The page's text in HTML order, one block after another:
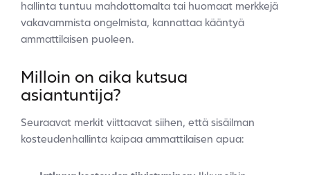
hallinta tuntuu mahdottomalta tai huomaat merkkejä
vakavammista ongelmista, kannattaa kääntyä
ammattilaisen puoleen.
Milloin on aika kutsua
asiantuntija?
Seuraavat merkit viittaavat siihen, että sisäilman
kosteudenhallinta kaipaa ammattilaisen apua: